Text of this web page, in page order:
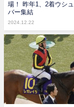
場！ 昨年1、2着ウシ
バー集結
2024.12.22